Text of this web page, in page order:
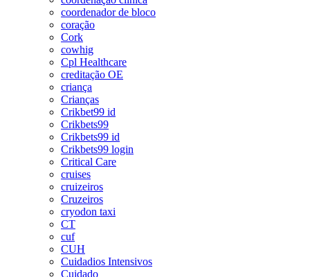
coordenador de bloco
coração
Cork
cowhig
Cpl Healthcare
creditação OE
criança
Crianças
Crikbet99 id
Crikbets99
Crikbets99 id
Crikbets99 login
Critical Care
cruises
cruizeiros
Cruzeiros
cryodon taxi
CT
cuf
CUH
Cuidadios Intensivos
Cuidado